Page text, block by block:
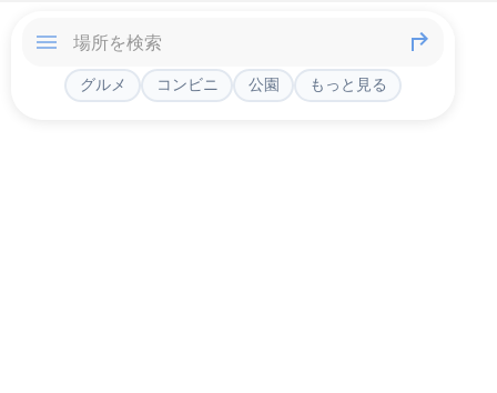
グルメ コンビニ 公園 もっと見る